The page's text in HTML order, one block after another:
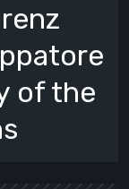
of the